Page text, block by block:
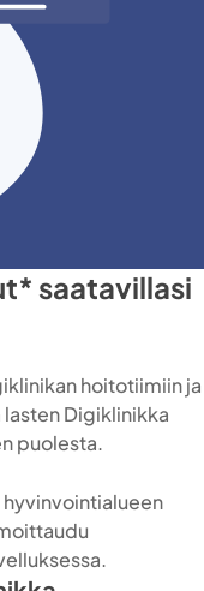
saatavillasi
hoitotiimiin ja
Digiklinikka
puolesta.
hyvinvointialueen